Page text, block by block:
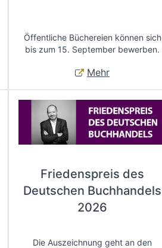
Öffentliche Büchereien können sich
bis zum 15. September bewerben.
Mehr
Friedenspreis des
Deutschen Buchhandels
2026
Die Auszeichnung geht an den